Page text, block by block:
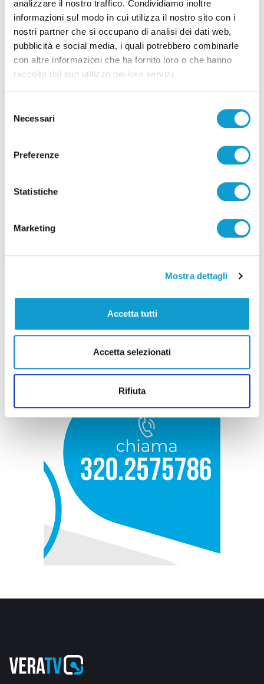
analizzare il nostro traffico. Condividiamo inoltre
informazioni sul modo in cui utilizza il nostro sito con i
nostri partner che si occupano di analisi dei dati web,
pubblicità e social media, i quali potrebbero combinarle
con altre informazioni che ha fornito loro o che hanno
raccolto dal suo utilizzo dei loro servizi.
delNecessari
Preferenze
Statistiche
Marketing
Mostra dettagli
Accetta tutti
Accetta selezionati
Rifiuta
Pubblicità